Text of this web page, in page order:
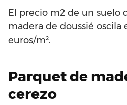
El precio m2 de un suelo
madera de doussié oscila
euros/m².
Parquet de
cerezo